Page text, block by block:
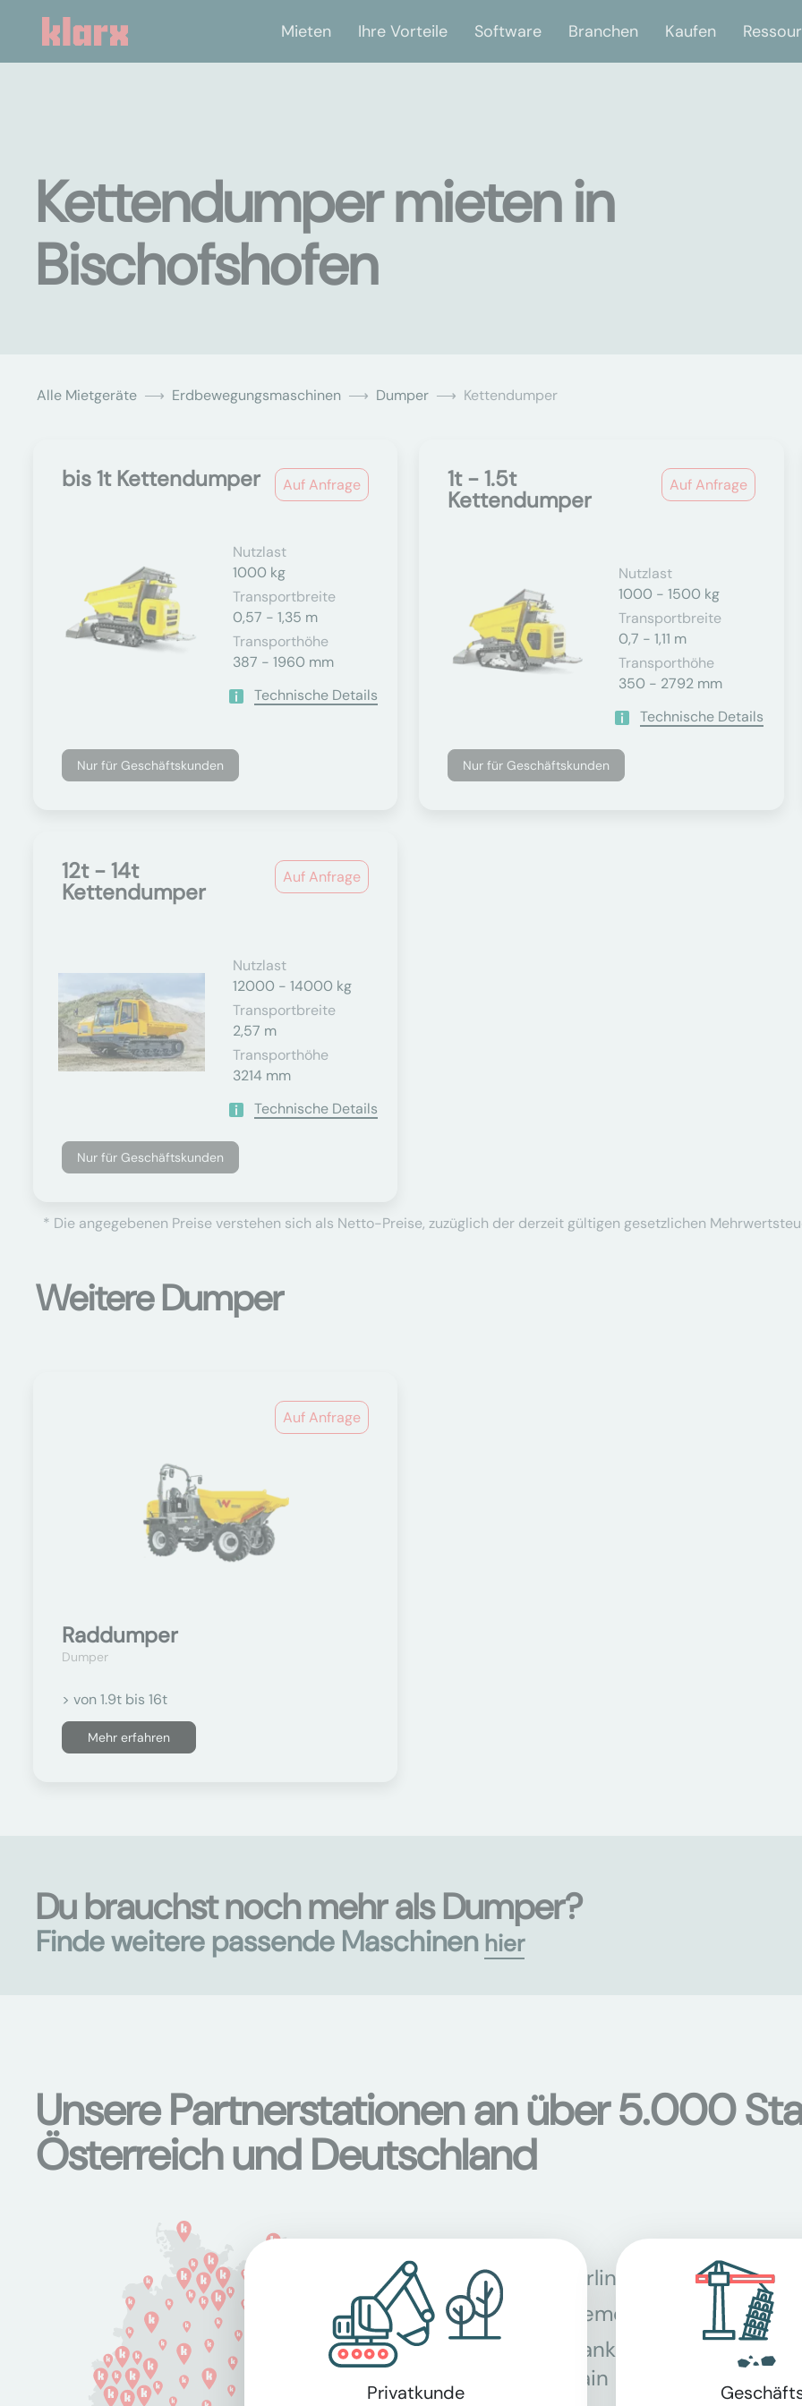
Mieten Ihre Vorteile Software Branchen Kaufen
Kettendumper mieten in
Bischofshofen
Alle Mietgeräte Erdbewegungsmaschinen Dumper Kettendumper
Auf Anfrage
bis 1t Kettendumper
Nutzlast
1000 kg
Transportbreite
0,57 - 1,35 m
Transporthöhe
387 - 1960 mm
Technische Details
Nur für Geschäftskunden
Auf Anfrage
1t - 1.5t
Kettendumper
Nutzlast
1000 - 1500 kg
Transportbreite
0,7 - 1,11 m
Transporthöhe
350 - 2792 mm
Technische Details
Nur für Geschäftskunden
Auf Anfrage
12t - 14t
Kettendumper
Nutzlast
12000 - 14000 kg
Transportbreite
2,57 m
Transporthöhe
3214 mm
Technische Details
Nur für Geschäftskunden
* Die angegebenen Preise verstehen sich als Netto-Preise, zuzüglich der derzeit gültigen gesetzlichen
Weitere Dumper
Auf Anfrage
Raddumper
Dumper
> von 1.9t bis 16t
Mehr erfahren
Du brauchst noch mehr als Dumper?
Finde weitere passende Maschinen hier
Unsere Partnerstationen an über 5.000
Österreich und Deutschland
Berlin
Bremen
Frankfurt am
Main
Privatkunde